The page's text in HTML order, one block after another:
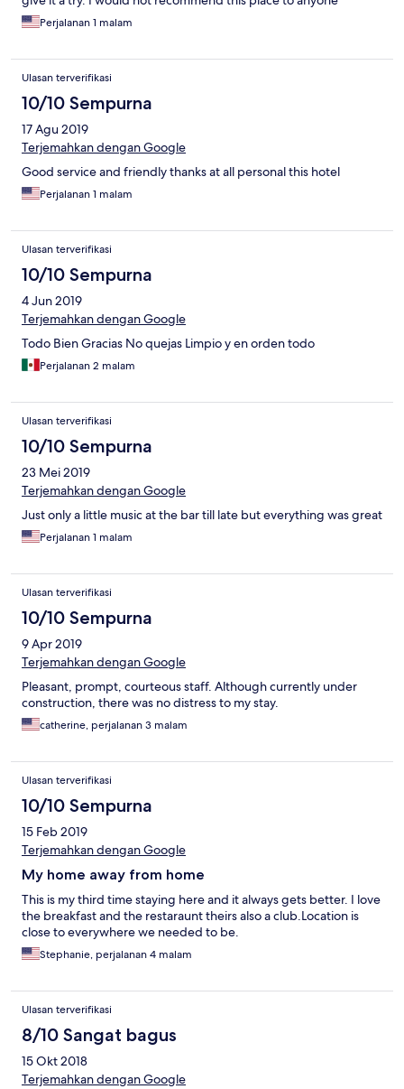
thinking of going with kids no no no no.
Perjalanan 1 malam
Ulasan terverifikasi
10/10 Sempurna
17 Agu 2019
Terjemahkan dengan Google
Good service and friendly thanks at all personal this hotel
Perjalanan 1 malam
Ulasan terverifikasi
10/10 Sempurna
4 Jun 2019
Terjemahkan dengan Google
Todo Bien Gracias No quejas Limpio y en orden todo
Perjalanan 2 malam
Ulasan terverifikasi
10/10 Sempurna
23 Mei 2019
Terjemahkan dengan Google
Just only a little music at the bar till late but everything was great
Perjalanan 1 malam
Ulasan terverifikasi
10/10 Sempurna
9 Apr 2019
Terjemahkan dengan Google
Pleasant, prompt, courteous staff. Although currently under
construction, there was no distress to my stay.
catherine, perjalanan 3 malam
Ulasan terverifikasi
10/10 Sempurna
15 Feb 2019
Terjemahkan dengan Google
My home away from home
This is my third time staying here and it always gets better. I love
the breakfast and the restaraunt theirs also a club.Location is
close to everywhere we needed to be.
Stephanie, perjalanan 4 malam
Ulasan terverifikasi
8/10 Sangat bagus
15 Okt 2018
Terjemahkan dengan Google